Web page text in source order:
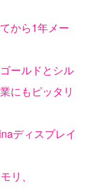
から1年メー
ールドとシル
にもピッタリ
ディスプレイ
リ、